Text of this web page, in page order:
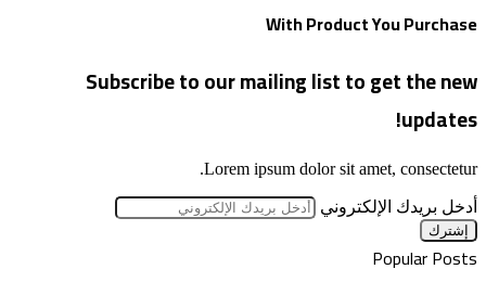
With Product You Purchase
Subscribe to our mailing list to get the new
updates!
Lorem ipsum dolor sit amet, consectetur.
أدخل بريدك الإلكتروني
Popular Posts